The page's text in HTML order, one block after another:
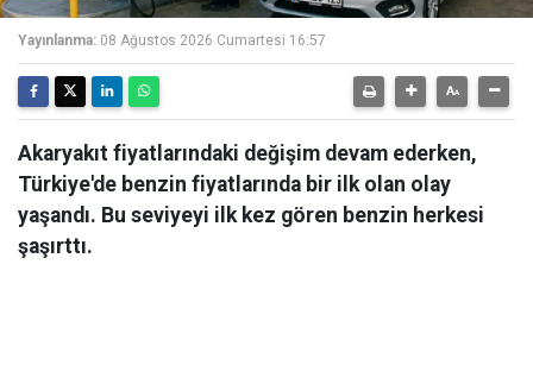
Yayınlanma: 08 Ağustos 2026 Cumartesi 16:57
Akaryakıt fiyatlarındaki değişim devam ederken,
Türkiye'de benzin fiyatlarında bir ilk olan olay
yaşandı. Bu seviyeyi ilk kez gören benzin herkesi
şaşırttı.